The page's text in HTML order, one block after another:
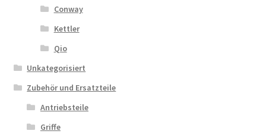
Conway
Kettler
Qio
Unkategorisiert
Zubehör und Ersatzteile
Antriebsteile
Griffe